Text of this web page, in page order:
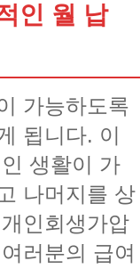
인 월 납
가능하도록
됩니다. 이
생활이 가
나머지를 상
인회생가압
러분의 급여